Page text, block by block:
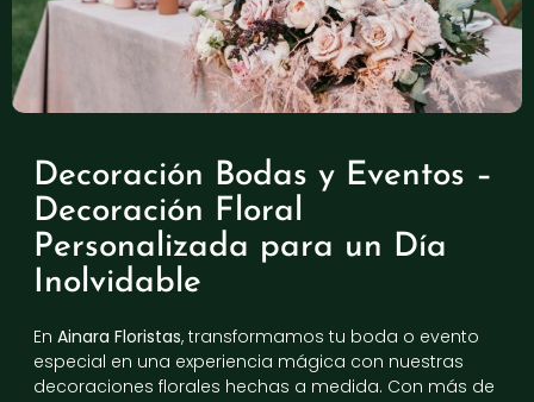
Decoración Bodas y Eventos –
Decoración Floral
Personalizada para un Día
Inolvidable
En Ainara Floristas, transformamos tu boda o evento
especial en una experiencia mágica con nuestras
decoraciones florales hechas a medida. Con más de